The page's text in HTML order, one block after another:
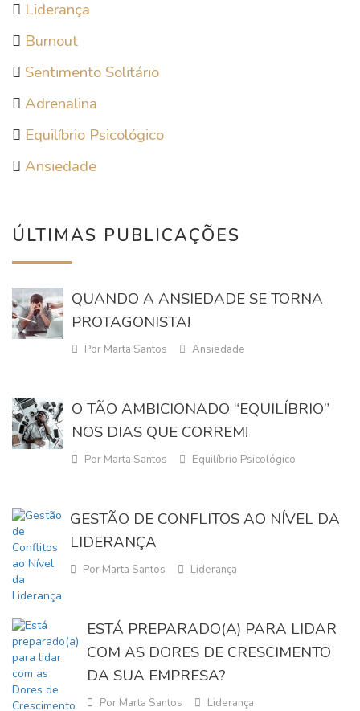
Liderança
Burnout
Sentimento Solitário
Adrenalina
Equilíbrio Psicológico
Ansiedade
ÚLTIMAS PUBLICAÇÕES
QUANDO A ANSIEDADE SE TORNA
PROTAGONISTA!
Por Marta Santos Ansiedade
O TÃO AMBICIONADO “EQUILÍBRIO”
NOS DIAS QUE CORREM!
Por Marta Santos Equilíbrio Psicológico
GESTÃO DE CONFLITOS AO NÍVEL DA
LIDERANÇA
Por Marta Santos Liderança
ESTÁ PREPARADO(A) PARA LIDAR
COM AS DORES DE CRESCIMENTO
DA SUA EMPRESA?
Por Marta Santos Liderança